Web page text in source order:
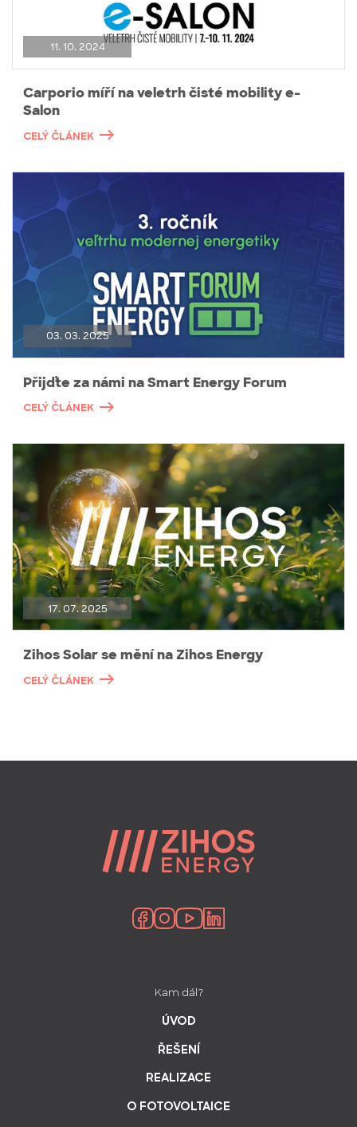
11. 10. 2024
Carporio míří na veletrh čisté mobility e-
Salon
CELÝ ČLÁNEK
03. 03. 2025
Přijďte za námi na Smart Energy Forum
CELÝ ČLÁNEK
17. 07. 2025
Zihos Solar se mění na Zihos Energy
CELÝ ČLÁNEK
Kam dál?
ÚVOD
ŘEŠENÍ
REALIZACE
O FOTOVOLTAICE